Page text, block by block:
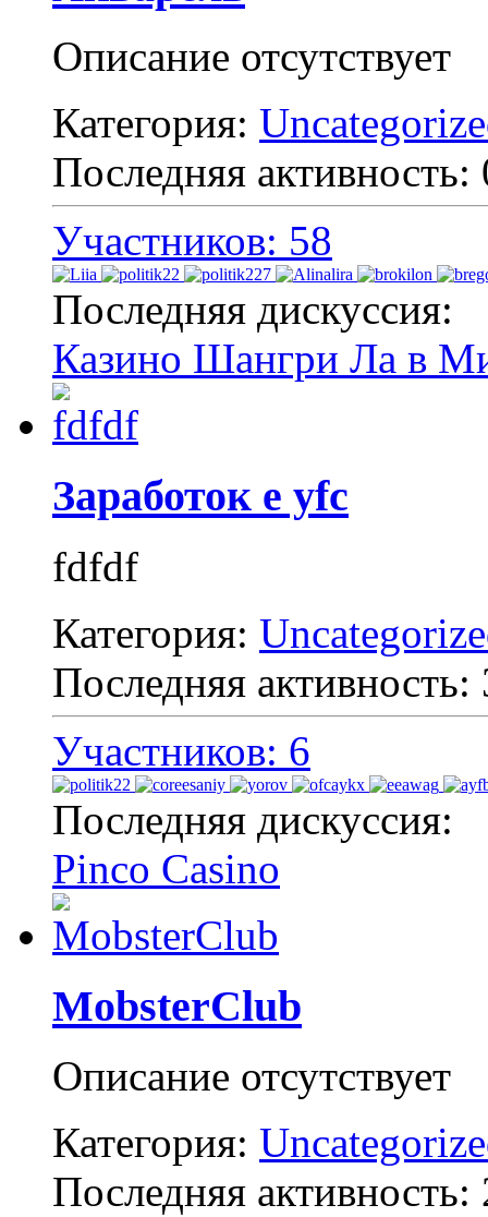
Описание отсутствует
Категория:
Последняя
Участников: 58
Последняя дискуссия:
Казино Шангри Ла в
Заработок e yfc
fdfdf
Категория:
Последняя
Участников: 6
Последняя дискуссия:
Pinco Casino
MobsterClub
Описание отсутствует
Категория:
Последняя